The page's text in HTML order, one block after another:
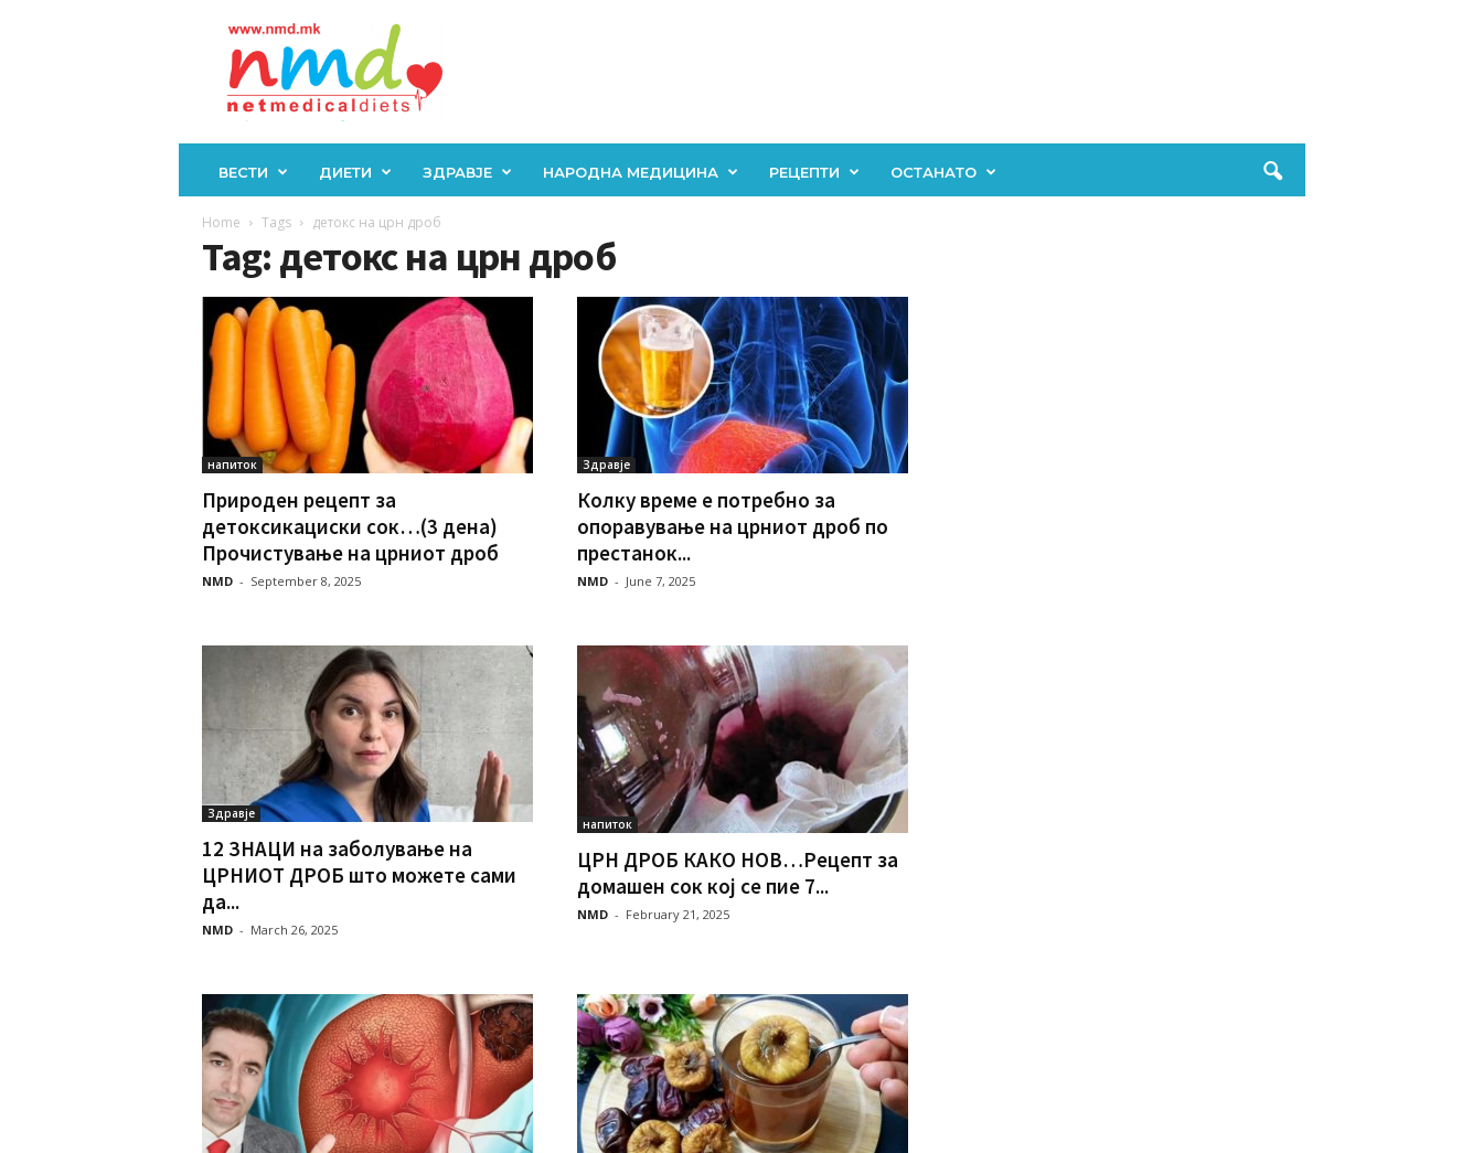
ВЕСТИ ДИЕТИ ЗДРАВЈЕ НАРОДНА МЕДИЦИНА РЕЦЕПТИ ОСТАНАТО
Home Tags детокс на црн дроб
Tag: детокс на црн дроб
напиток
Природен рецепт за
детоксикациски сок…(3 дена)
Прочистување на црниот дроб
NMD - September 8, 2025
Здравје
Колку време е потребно за
опоравување на црниот дроб по
престанок...
NMD - June 7, 2025
Здравје
12 ЗНАЦИ на заболување на
ЦРНИОТ ДРОБ што можете сами
да...
NMD - March 26, 2025
напиток
ЦРН ДРОБ КАКО НОВ…Рецепт за
домашен сок кој се пие 7...
NMD - February 21, 2025